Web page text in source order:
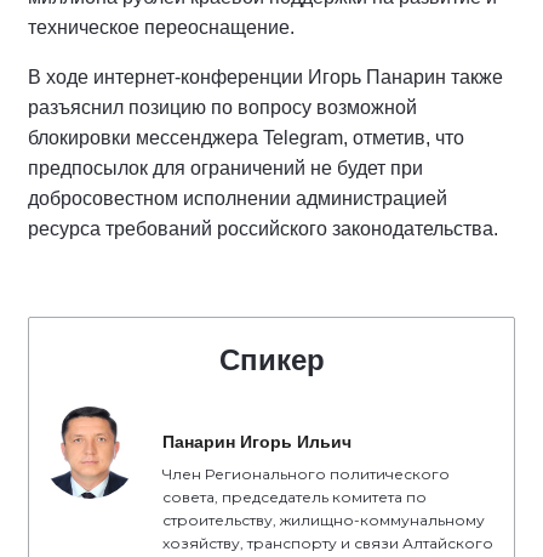
техническое переоснащение.
В ходе интернет-конференции Игорь Панарин также
разъяснил позицию по вопросу возможной
блокировки мессенджера Telegram, отметив, что
предпосылок для ограничений не будет при
добросовестном исполнении администрацией
ресурса требований российского законодательства.
Спикер
Панарин Игорь Ильич
Член Регионального политического
совета, председатель комитета по
строительству, жилищно-коммунальному
хозяйству, транспорту и связи Алтайского